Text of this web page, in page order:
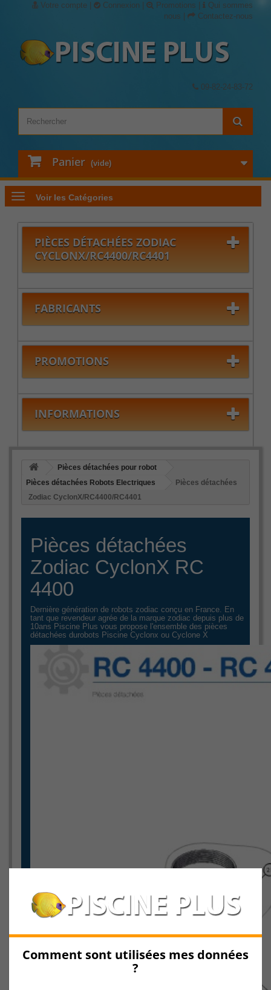
Votre compte Connexion Promotions
Qui sommes
nous
Contactez-nous
09-82-24-83-72
Panier (vide)
Voir les Catégories
PIÈCES DÉTACHÉES ZODIAC
CYCLONX/RC4400/RC4401
FABRICANTS
PROMOTIONS
INFORMATIONS
Pièces détachées pour robot
Pièces détachées Robots Electriques
Pièces détachées
Zodiac CyclonX/RC4400/RC4401
Pièces détachées
Zodiac CyclonX RC
4400
Dernière génération de robots zodiac conçu en France. En
tant que revendeur agrée de la marque zodiac depuis plus de
10ans Piscine Plus vous propose l'ensemble des pièces
détachées durobots Piscine Cyclonx ou Cyclone X
Comment sont utilisées mes données
?